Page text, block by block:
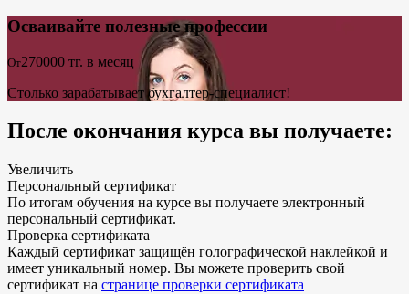
Осваивайте полезные профессии
От270000 тг. в месяц
Столько зарабатывает бухгалтер-специалист!
После окончания курса вы получаете:
Увеличить
Персональный сертификат
По итогам обучения на курсе вы получаете электронный
персональный сертификат.
Проверка сертификата
Каждый сертификат защищён голографической наклейкой и
имеет уникальный номер. Вы можете проверить свой
сертификат на странице проверки сертификата